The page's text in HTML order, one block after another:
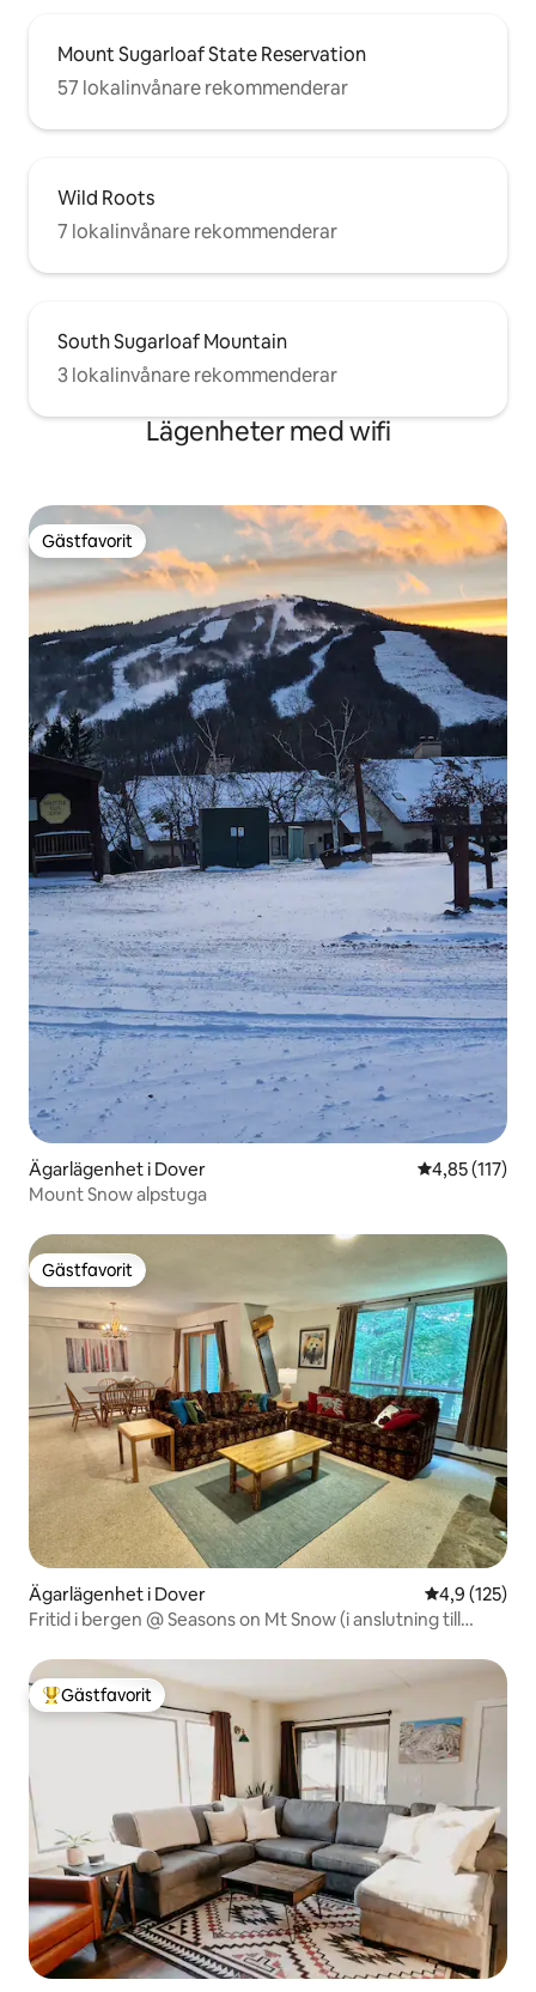
Mount Sugarloaf State Reservation
57 lokalinvånare rekommenderar
Wild Roots
7 lokalinvånare rekommenderar
South Sugarloaf Mountain
3 lokalinvånare rekommenderar
Lägenheter med wifi
Gästfavorit
Gästfavorit
Ägarlägenhet i Dover 4,85 av 5 i
4,85 (117)
Mount Snow alpstuga
Gästfavorit
Gästfavorit
Ägarlägenhet i Dover 4,9 av 5 i
4,9 (125)
Fritid i bergen @ Seasons on Mt Snow (i anslutning till
Populär gästfavorit
Gästfavorit